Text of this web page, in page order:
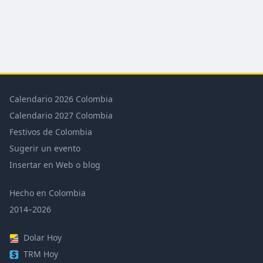
Calendario 2026 Colombia
Calendario 2027 Colombia
Festivos de Colombia
Sugerir un evento
Insertar en Web o blog
Hecho en Colombia
2014–2026
Dolar Hoy
TRM Hoy